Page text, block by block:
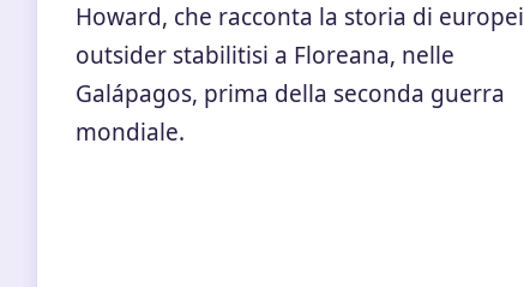
Howard, che racconta la storia di europei
outsider stabilitisi a Floreana, nelle
Galápagos, prima della seconda guerra
mondiale.